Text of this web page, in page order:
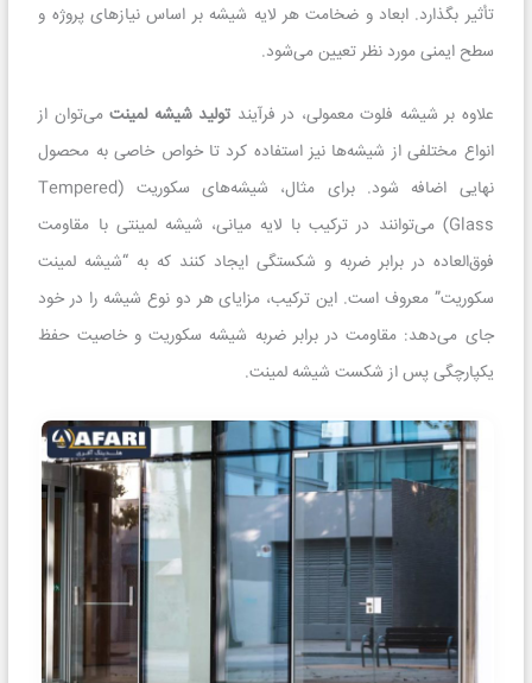
تأثیر بگذارد. ابعاد و ضخامت هر لایه شیشه بر اساس نیازهای پروژه و
سطح ایمنی مورد نظر تعیین می‌شود.
علاوه بر شیشه فلوت معمولی، در فرآیند تولید شیشه لمینتمی‌توان از
انواع مختلفی از شیشه‌ها نیز استفاده کرد تا خواص خاصی به محصول
نهایی اضافه شود. برای مثال، شیشه‌های سکوریت (Tempered
Glass) می‌توانند در ترکیب با لایه میانی، شیشه لمینتی با مقاومت
فوق‌العاده در برابر ضربه و شکستگی ایجاد کنند که به “شیشه لمینت
سکوریت” معروف است. این ترکیب، مزایای هر دو نوع شیشه را در خود
جای می‌دهد: مقاومت در برابر ضربه شیشه سکوریت و خاصیت حفظ
یکپارچگی پس از شکست شیشه لمینت.